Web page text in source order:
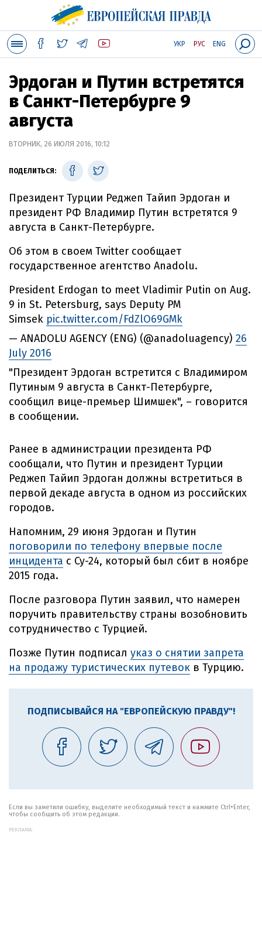
УКР РУС ENG
Эрдоган и Путин встретятся
в Санкт-Петербурге 9
августа
ВТОРНИК, 26 ИЮЛЯ 2016, 10:12
ПОДЕЛИТЬСЯ:
Президент Турции Реджеп Тайип Эрдоган и
президент РФ Владимир Путин встретятся 9
августа в Санкт-Петербурге.
Об этом в своем Twitter сообщает
государственное агентство Anadolu.
President Erdogan to meet Vladimir Putin on Aug.
9 in St. Petersburg, says Deputy PM
Simsek pic.twitter.com/FdZlO69GMk
— ANADOLU AGENCY (ENG) (@anadoluagency) 26
July 2016
"Президент Эрдоган встретится с Владимиром
Путиным 9 августа в Санкт-Петербурге,
сообщил вице-премьер Шимшек", – говорится
в сообщении.
Ранее в администрации президента РФ
сообщали, что Путин и президент Турции
Реджеп Тайип Эрдоган должны встретиться в
первой декаде августа в одном из российских
городов.
Напомним, 29 июня Эрдоган и Путин
поговорили по телефону впервые после
инцидента с Су-24, который был сбит в ноябре
2015 года.
После разговора Путин заявил, что намерен
поручить правительству страны возобновить
сотрудничество с Турцией.
Позже Путин подписал указ о снятии запрета
на продажу туристических путевок в Турцию.
ПОДПИСЫВАЙСЯ НА "ЕВРОПЕЙСКУЮ ПРАВДУ"!
Если вы заметили ошибку, выделите необходимый текст и нажмите Ctrl+Enter,
чтобы сообщить об этом редакции.
РЕКЛАМА: